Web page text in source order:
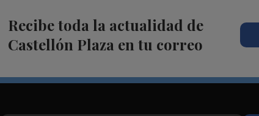
Recibe toda la actualidad de
Castellón Plaza en tu correo